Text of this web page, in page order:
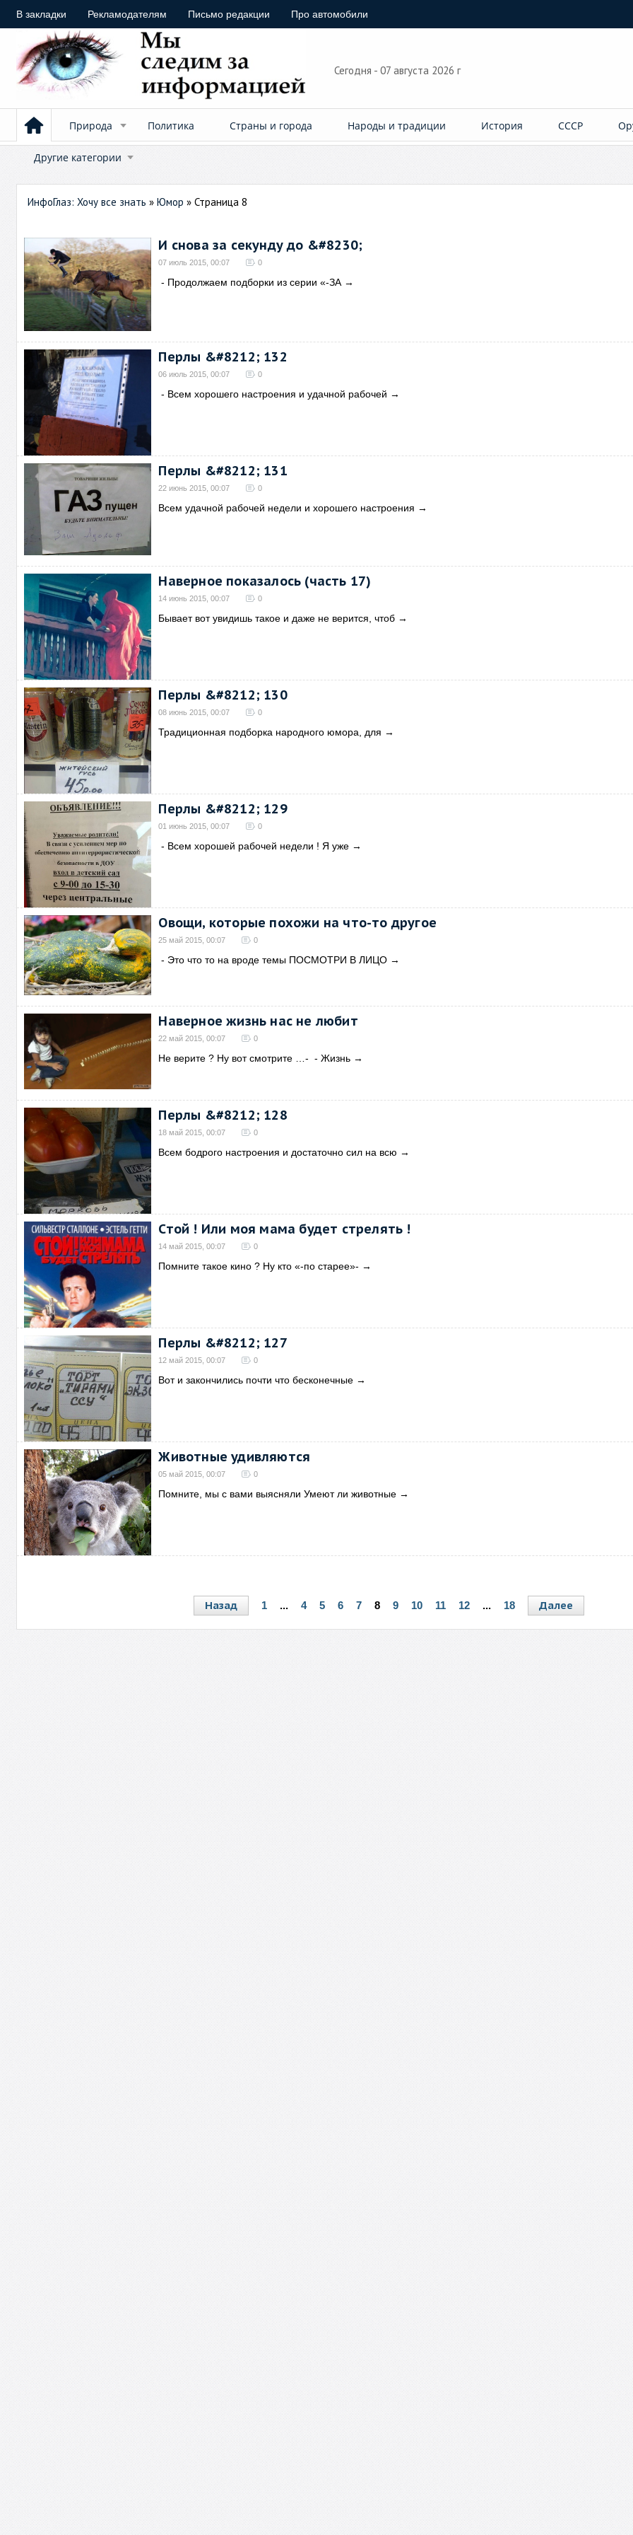
В закладки Рекламодателям Письмо редакции Про автомобили
Сегодня - 07 августа 2026 г
Природа Политика Страны и города Народы и традиции История СССР
Другие категории
ИнфоГлаз: Хочу все знать »Юмор » Страница 8
И снова за секунду до &#8230;
07 июль 2015, 00:07 0
- Продолжаем подборки из серии «-ЗА →
Перлы &#8212; 132
06 июль 2015, 00:07 0
- Всем хорошего настроения и удачной рабочей →
Перлы &#8212; 131
22 июнь 2015, 00:07 0
Всем удачной рабочей недели и хорошего настроения →
Наверное показалось (часть 17)
14 июнь 2015, 00:07 0
Бывает вот увидишь такое и даже не верится, чтоб →
Перлы &#8212; 130
08 июнь 2015, 00:07 0
Традиционная подборка народного юмора, для →
Перлы &#8212; 129
01 июнь 2015, 00:07 0
- Всем хорошей рабочей недели ! Я уже →
Овощи, которые похожи на что-то другое
25 май 2015, 00:07 0
- Это что то на вроде темы ПОСМОТРИ В ЛИЦО →
Наверное жизнь нас не любит
22 май 2015, 00:07 0
Не верите ? Ну вот смотрите …- - Жизнь →
Перлы &#8212; 128
18 май 2015, 00:07 0
Всем бодрого настроения и достаточно сил на всю →
Стой ! Или моя мама будет стрелять !
14 май 2015, 00:07 0
Помните такое кино ? Ну кто «-по старее»- →
Перлы &#8212; 127
12 май 2015, 00:07 0
Вот и закончились почти что бесконечные →
Животные удивляются
05 май 2015, 00:07 0
Помните, мы с вами выясняли Умеют ли животные →
Назад 1 ... 4 5 6 7 8 9 10 11 12 ... 18 Далее